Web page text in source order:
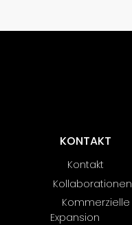
KONTAKT
Kontakt
Kollaborationen
Kommerzielle
Expansion